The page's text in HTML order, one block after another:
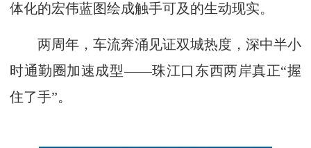
体化的宏伟蓝图绘成触手可及的生动现实。
两周年，车流奔涌见证双城热度，深中半小
时通勤圈加速成型——珠江口东西两岸真正“握
住了手”。